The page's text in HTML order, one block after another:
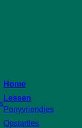
Home
Lessen
Ponyvriendjes
Opstartles